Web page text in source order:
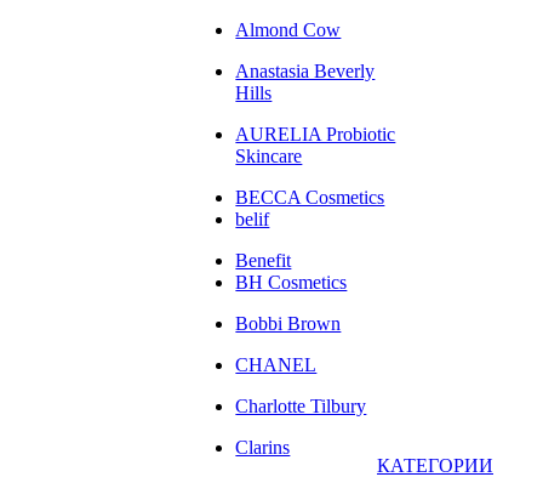
Almond Cow
Anastasia Beverly
Hills
AURELIA Probiotic
Skincare
BECCA Cosmetics
belif
Benefit
BH Cosmetics
Bobbi Brown
CHANEL
Charlotte Tilbury
Clarins
КАТЕГОРИИ